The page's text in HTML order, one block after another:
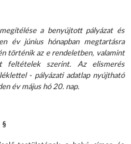
a benyújtott pályázat és
év június hónapban megtartásra
történik az e rendeletben, valamint
feltételek szerint. Az elismerés
- pályázati adatlap nyújtható
év május hó 20. nap.
§